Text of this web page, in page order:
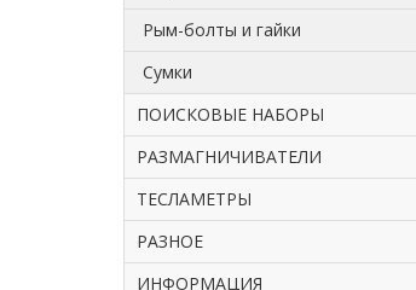
Рым-болты и гайки
Сумки
ПОИСКОВЫЕ НАБОРЫ
РАЗМАГНИЧИВАТЕЛИ
ТЕСЛАМЕТРЫ
РАЗНОЕ
ИНФОРМАЦИЯ